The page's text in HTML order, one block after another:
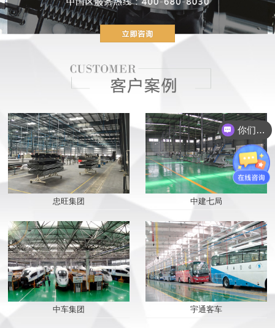
忠旺集团 中建七局
中车集团 宇通客车
2019/08/09
派克机器——打破常规...
你们是怎么收费的呢？